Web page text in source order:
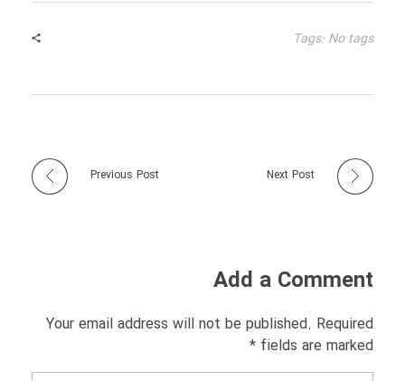
Tags: No tags
Previous Post Next Post
Add a Comment
Your email address will not be published. Required
fields are marked *